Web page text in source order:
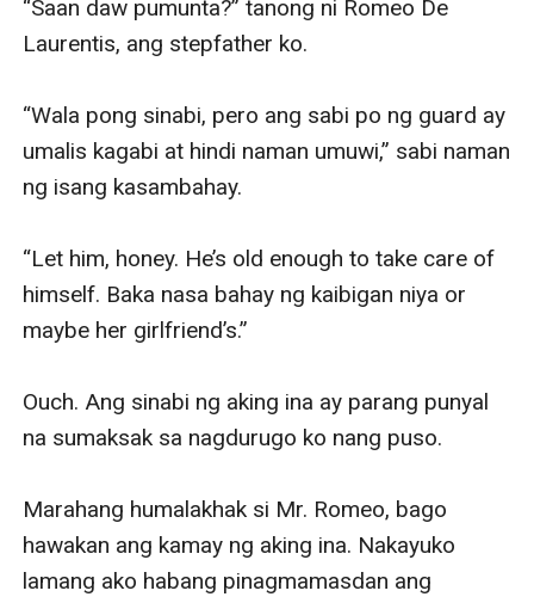
“Saan daw pumunta?” tanong ni Romeo De
Laurentis, ang stepfather ko.
“Wala pong sinabi, pero ang sabi po ng guard ay
umalis kagabi at hindi naman umuwi,” sabi naman
ng isang kasambahay.
“Let him, honey. He’s old enough to take care of
himself. Baka nasa bahay ng kaibigan niya or
maybe her girlfriend’s.”
Ouch. Ang sinabi ng aking ina ay parang punyal
na sumaksak sa nagdurugo ko nang puso.
Marahang humalakhak si Mr. Romeo, bago
hawakan ang kamay ng aking ina. Nakayuko
lamang ako habang pinagmamasdan ang